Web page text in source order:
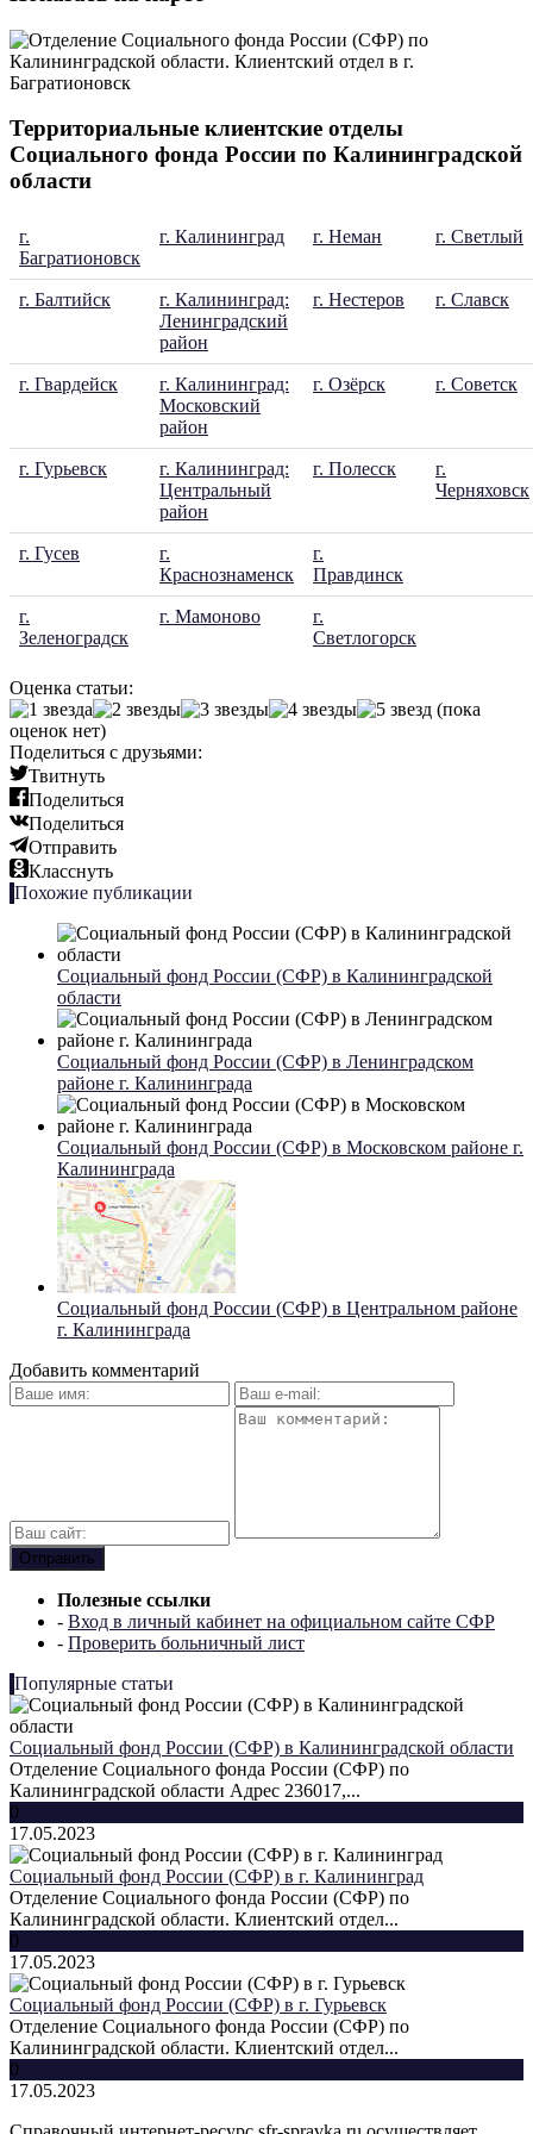
Территориальные клиентские отделы
Социального фонда России по Калининградской
области
г.
Багратионовск
г. Калининград г. Неман г. Светлый
г. Балтийск
г. Калининград:
Ленинградский
район
г. Нестеров г. Славск
г. Гвардейск
г. Калининград:
Московский
район
г. Озёрск г. Советск
г. Гурьевск
г. Калининград:
Центральный
район
г. Полесск
г.
Черняховск
г. Гусев
г.
Краснознаменск
г.
Правдинск
г.
Зеленоградск
г. Мамоново
г.
Светлогорск
Оценка статьи:
(пока
оценок нет)
Поделиться с друзьями:
Твитнуть
Поделиться
Поделиться
Отправить
Класснуть
Похожие публикации
Социальный фонд России (СФР) в Калининградской
области
Социальный фонд России (СФР) в Ленинградском
районе г. Калининграда
Социальный фонд России (СФР) в Московском районе г.
Калининграда
Социальный фонд России (СФР) в Центральном районе
г. Калининграда
Добавить комментарий
Полезные ссылки
- Вход в личный кабинет на официальном сайте СФР
- Проверить больничный лист
Популярные статьи
Социальный фонд России (СФР) в Калининградской области
Отделение Социального фонда России (СФР) по
Калининградской области Адрес 236017,...
0
17.05.2023
Социальный фонд России (СФР) в г. Калининград
Отделение Социального фонда России (СФР) по
Калининградской области. Клиентский отдел...
0
17.05.2023
Социальный фонд России (СФР) в г. Гурьевск
Отделение Социального фонда России (СФР) по
Калининградской области. Клиентский отдел...
0
17.05.2023